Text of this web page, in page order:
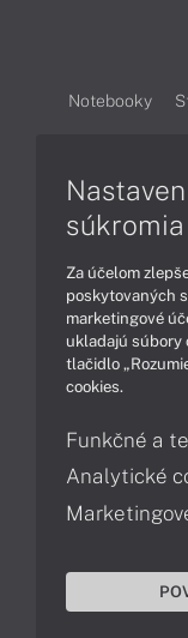
Notebooky
Podpora a
043
súkromia
Za účelom
poskytovaných
marketingové
ukladajú súbory
tlačidlo
cookies.
Funkčné a
Analytické